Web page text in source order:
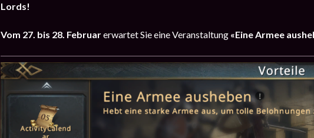
Lords!
Vom 27. bis 28. Februarerwartet Sie eine Veranstaltung «Eine Armee